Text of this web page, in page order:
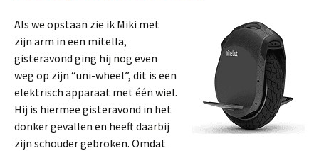
Als we opstaan zie ik Miki met
zijn arm in een mitella,
gisteravond ging hij nog even
weg op zijn “uni-wheel”, dit is een
elektrisch apparaat met één wiel.
Hij is hiermee gisteravond in het
donker gevallen en heeft daarbij
zijn schouder gebroken. Omdat